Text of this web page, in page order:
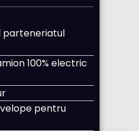
parteneriatul
100% electric
pentru